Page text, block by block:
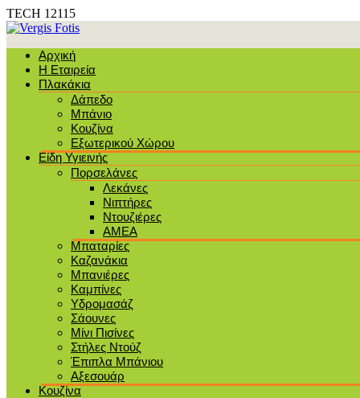
TECH 12115
Αρχική
Η Εταιρεία
Πλακάκια
Δάπεδο
Μπάνιο
Κουζίνα
Εξωτερικού Χώρου
Είδη Υγιεινής
Πορσελάνες
Λεκάνες
Νιπτήρες
Ντουζιέρες
ΑΜΕΑ
Μπαταρίες
Καζανάκια
Μπανιέρες
Καμπίνες
Υδρομασάζ
Σάουνες
Μίνι Πισίνες
Στήλες Ντούζ
Έπιπλα Μπάνιου
Αξεσουάρ
Κουζίνα